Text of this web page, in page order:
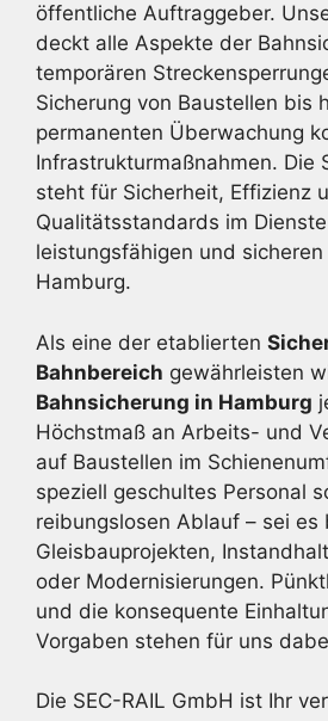
öffentliche Auftraggeber.
deckt alle Aspekte der
temporären
Sicherung von Baustellen bis
permanenten Überwachung
Infrastrukturmaßnahmen. Die
steht für Sicherheit, Effizienz
Qualitätsstandards im
leistungsfähigen und sicheren
Hamburg.
Als eine der etablierten
Bahnbereich gewährleisten
Bahnsicherung in Hamburg
Höchstmaß an Arbeits- und
auf Baustellen im
speziell geschultes Personal
reibungslosen Ablauf – sei es
Gleisbauprojekten,
oder Modernisierungen.
und die konsequente
Vorgaben stehen für uns
Die SEC-RAIL GmbH ist Ihr